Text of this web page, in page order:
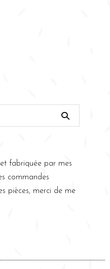
fabriquée par mes
commandes
pièces, merci de me